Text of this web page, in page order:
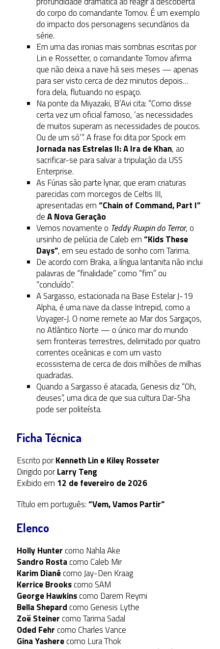
do corpo do comandante Tomov. É um exemplo
do impacto dos personagens secundários da
série.
Em uma das ironias mais sombrias escritas por
Lin e Rossetter, o comandante Tomov afirma
que não deixa a nave há seis meses — apenas
para ser visto cerca de dez minutos depois…
fora dela, flutuando no espaço.
Na ponte da Miyazaki, B’Avi cita: “Como disse
certa vez um oficial famoso, ‘as necessidades
de muitos superam as necessidades de poucos.
Ou de um só’”. A frase foi dita por Spock em
Jornada nas Estrelas II: A Ira de Khan, ao
sacrificar-se para salvar a tripulação da USS
Enterprise.
As Fúrias são parte lynar, que eram criaturas
parecidas com morcegos de Celtis III,
apresentadas em“Chain of Command, Part I”
deA Nova Geração
Vemos novamente o Teddy Ruxpin do Terror, o
ursinho de pelúcia de Caleb em“Kids These
Days”, em seu estado de sonho com Tarima.
De acordo com Braka, a língua lantanita não inclui
palavras de “finalidade” como “fim” ou
“concluído”.
A Sargasso, estacionada na Base Estelar J-19
Alpha, é uma nave da classe Intrepid, como a
Voyager-J. O nome remete ao Mar dos Sargaços,
no Atlântico Norte — o único mar do mundo
sem fronteiras terrestres, delimitado por quatro
correntes oceânicas e com um vasto
ecossistema de cerca de dois milhões de milhas
quadradas.
Quando a Sargasso é atacada, Genesis diz “Oh,
deuses”, uma dica de que sua cultura Dar-Sha
pode ser politeísta.
Ficha Técnica
Escrito porKenneth Lin e Kiley Rosseter
Dirigido porLarry Teng
Exibido em 12 de fevereiro de 2026
Título em português:“Vem, Vamos Partir”
Elenco
Holly Huntercomo Nahla Ake
Sandro Rostacomo Caleb Mir
Karim Dianécomo Jay-Den Kraag
Kerrice Brookscomo SAM
George Hawkinscomo Darem Reymi
Bella Shepardcomo Genesis Lythe
Zoë Steinercomo Tarima Sadal
Oded Fehrcomo Charles Vance
Gina Yasherecomo Lura Thok